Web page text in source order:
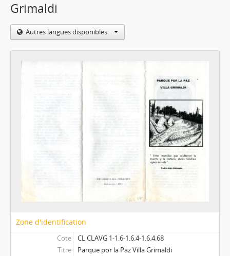
Grimaldi
Autres langues disponibles
Zone d'identification
Cote
CL CLAVG 1-1.6-1.6.4-1.6.4.68
Titre
Parque por la Paz Villa Grimaldi